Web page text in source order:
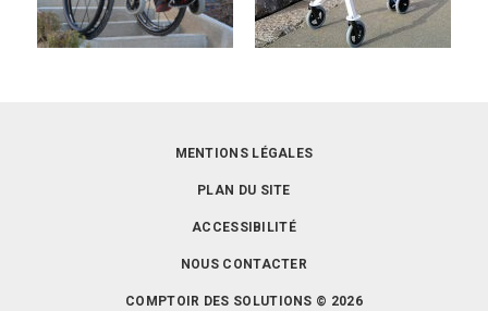
MENTIONS LÉGALES
PLAN DU SITE
ACCESSIBILITÉ
NOUS CONTACTER
COMPTOIR DES SOLUTIONS © 2026